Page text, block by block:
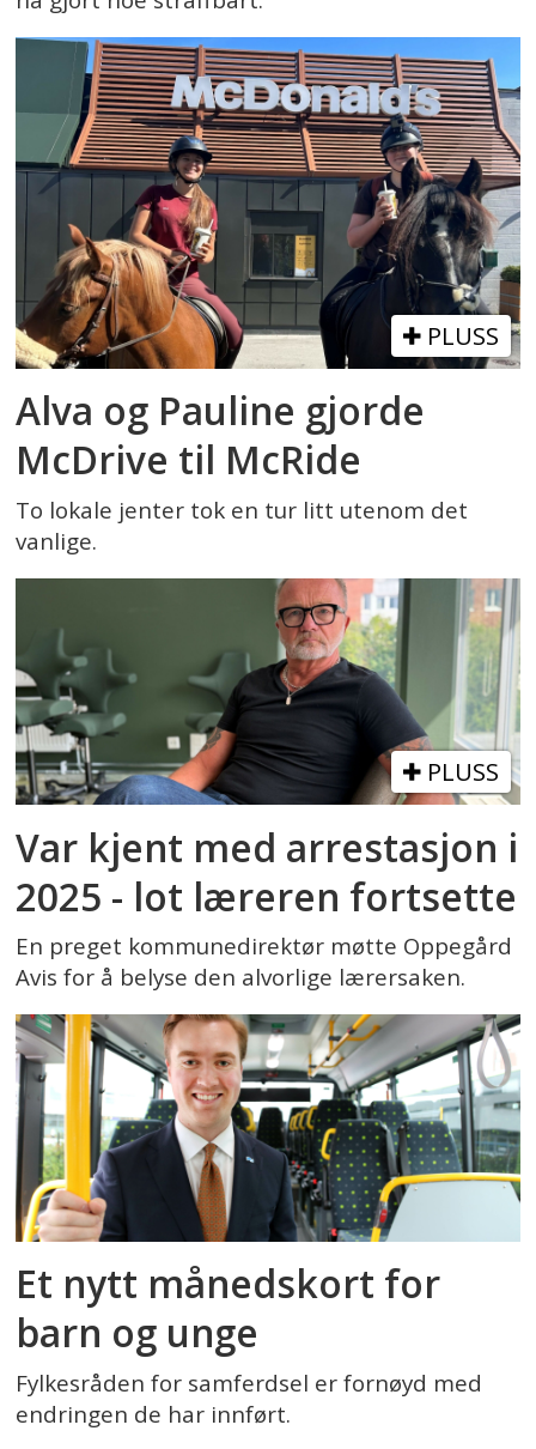
PLUSS
Alva og Pauline gjorde
McDrive til McRide
To lokale jenter tok en tur litt utenom det
vanlige.
PLUSS
Var kjent med arrestasjon i
2025 - lot læreren fortsette
En preget kommunedirektør møtte Oppegård
Avis for å belyse den alvorlige lærersaken.
Et nytt månedskort for
barn og unge
Fylkesråden for samferdsel er fornøyd med
endringen de har innført.